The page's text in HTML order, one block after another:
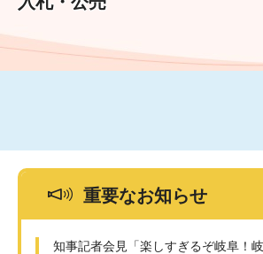
文
重要なお知らせ
知事記者会見「楽しすぎるぞ岐阜！